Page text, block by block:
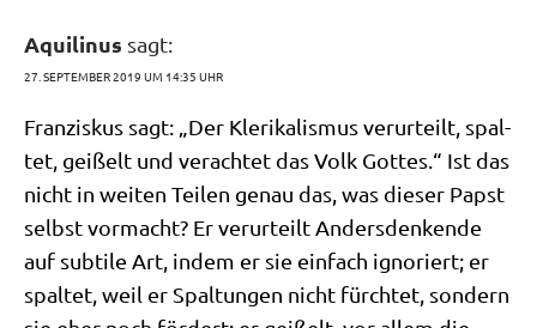
Aquilinus sagt:
27. SEPTEMBER 2019 UM 14:35 UHR
Fran­zis­kus sagt: „Der Kle­ri­ka­lis­mus ver­ur­teilt, spal­
tet, gei­ßelt und ver­ach­tet das Volk Got­tes.“ Ist das
nicht in wei­ten Tei­len genau das, was die­ser Papst
selbst vor­macht? Er ver­ur­teilt Anders­den­ken­de
auf sub­ti­le Art, indem er sie ein­fach igno­riert; er
spal­tet, weil er Spal­tun­gen nicht fürch­tet, son­dern